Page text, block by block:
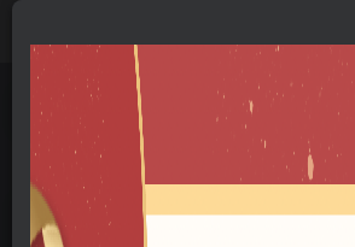
首页 B-方案文本 B0111-美
无锡万马村水韵原乡景观方案